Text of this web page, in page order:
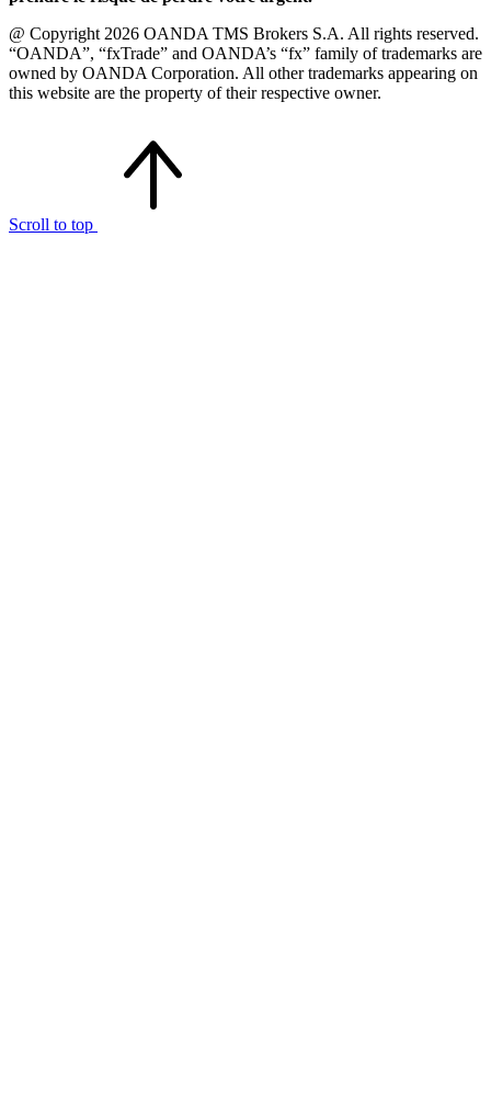
@ Copyright 2026 OANDA TMS Brokers S.A. All rights reserved.
“OANDA”, “fxTrade” and OANDA’s “fx” family of trademarks are
owned by OANDA Corporation. All other trademarks appearing on
this website are the property of their respective owner.
Scroll to top